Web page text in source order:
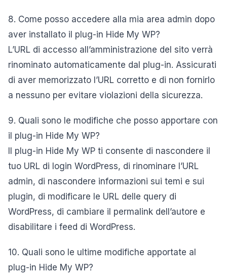
8. Come posso accedere alla mia area admin dopo
aver installato il plug-in Hide My WP?
L’URL di accesso all’amministrazione del sito verrà
rinominato automaticamente dal plug-in. Assicurati
di aver memorizzato l’URL corretto e di non fornirlo
a nessuno per evitare violazioni della sicurezza.
9. Quali sono le modifiche che posso apportare con
il plug-in Hide My WP?
Il plug-in Hide My WP ti consente di nascondere il
tuo URL di login WordPress, di rinominare l’URL
admin, di nascondere informazioni sui temi e sui
plugin, di modificare le URL delle query di
WordPress, di cambiare il permalink dell’autore e
disabilitare i feed di WordPress.
10. Quali sono le ultime modifiche apportate al
plug-in Hide My WP?